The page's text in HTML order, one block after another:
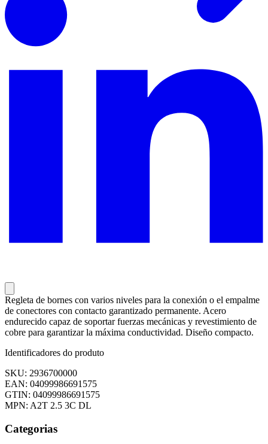
Regleta de bornes con varios niveles para la conexión o el empalme
de conectores con contacto garantizado permanente. Acero
endurecido capaz de soportar fuerzas mecánicas y revestimiento de
cobre para garantizar la máxima conductividad. Diseño compacto.
Identificadores do produto
SKU: 2936700000
EAN: 04099986691575
GTIN: 04099986691575
MPN: A2T 2.5 3C DL
Categorias